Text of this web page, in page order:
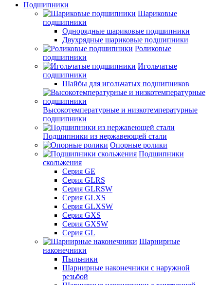
Подшипники
Шариковые
подшипники
Однорядные шариковые подшипники
Двухрядные шариковые подшипники
Роликовые
подшипники
Игольчатые
подшипники
Шайбы для игольчатых подшипников
Высокотемпературные и низкотемпературные
подшипники
Подшипники из нержавеющей стали
Опорные ролики
Подшипники
скольжения
Серия GE
Серия GLRS
Серия GLRSW
Серия GLXS
Серия GLXSW
Серия GXS
Серия GXSW
Серия GL
Шарнирные
наконечники
Пыльники
Шарнирные наконечники с наружной
резьбой